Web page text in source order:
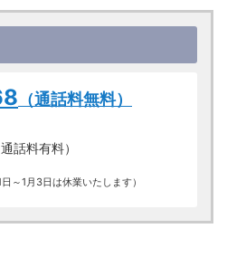
（通話料無料）
通話料有料）
～1月3日は休業いたします）